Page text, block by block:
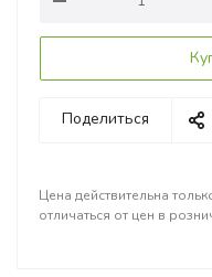
Поделиться
Цена действительна
отличаться от цен в